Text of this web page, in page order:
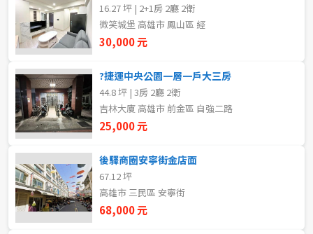
屏東縣
台東縣
花蓮縣
金門連江
樓層
不拘
1樓 2樓
3樓
5~10樓
21樓以上
16.27 坪 | 2+1房 2廳 2衛
微笑城堡 高雄市 鳳山區 經
30,000 元
?捷運中央公園一層一戶大三房
44.8 坪 | 3房 2廳 2衛
吉林大廈 高雄市 前金區 自強二路
25,000 元
後驛商圈安寧街金店面
67.12 坪
高雄市 三民區 安寧街
68,000 元